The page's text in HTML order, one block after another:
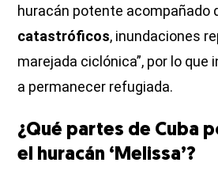
huracán potente acompañado
catastróficos, inundaciones
marejada ciclónica”, por lo que
a permanecer refugiada.
¿Qué partes de Cuba
el huracán ‘Melissa’?